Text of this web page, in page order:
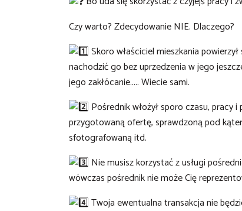
Czy warto? Zdecydowanie NIE. Dlaczego?
Skoro właściciel mieszkania
nachodzić go bez uprzedzenia w jego
jego zakłócanie..... Wiecie sami.
Pośrednik włożył sporo czasu, pracy
przygotowaną ofertę, sprawdzoną pod
sfotografowaną itd.
Nie musisz korzystać z usługi
wówczas pośrednik nie może Cię
Twoja ewentualna transakcja nie